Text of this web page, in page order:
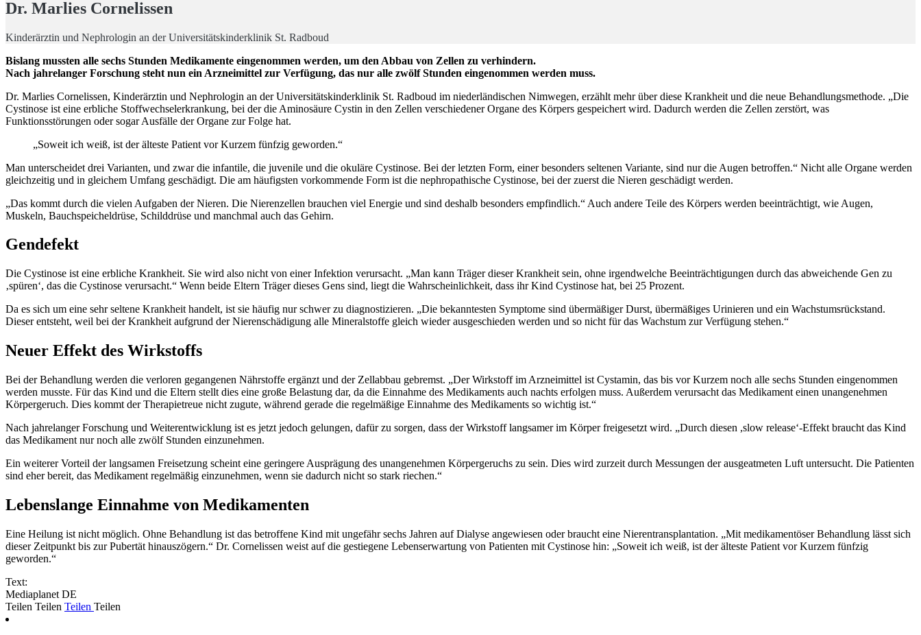
Dr. Marlies Cornelissen
Kinderärztin und Nephrologin an der Universitätskinderklinik St. Radboud
Bislang mussten alle sechs Stunden Medikamente eingenommen werden, um den Abbau von Zellen zu verhindern.
Nach jahrelanger Forschung steht nun ein Arzneimittel zur Verfügung, das nur alle zwölf Stunden eingenommen werden muss.
Dr. Marlies Cornelissen, Kinderärztin und Nephrologin an der Universitätskinderklinik St. Radboud im niederländischen Nimwegen, erzählt mehr über diese Krankheit und die neue Behandlungsmethode. „Die
Cystinose ist eine erbliche Stoffwechselerkrankung, bei der die Aminosäure Cystin in den Zellen verschiedener Organe des Körpers gespeichert wird. Dadurch werden die Zellen zerstört, was
Funktionsstörungen oder sogar Ausfälle der Organe zur Folge hat.
„Soweit ich weiß, ist der älteste Patient vor Kurzem fünfzig geworden.“
Man unterscheidet drei Varianten, und zwar die infantile, die juvenile und die okuläre Cystinose. Bei der letzten Form, einer besonders seltenen Variante, sind nur die Augen betroffen.“ Nicht alle Organe werden
gleichzeitig und in gleichem Umfang geschädigt. Die am häufigsten vorkommende Form ist die nephropathische Cystinose, bei der zuerst die Nieren geschädigt werden.
„Das kommt durch die vielen Aufgaben der Nieren. Die Nierenzellen brauchen viel Energie und sind deshalb besonders empfindlich.“ Auch andere Teile des Körpers werden beeinträchtigt, wie Augen,
Muskeln, Bauchspeicheldrüse, Schilddrüse und manchmal auch das Gehirn.
Gendefekt
Die Cystinose ist eine erbliche Krankheit. Sie wird also nicht von einer Infektion verursacht. „Man kann Träger dieser Krankheit sein, ohne irgendwelche Beeinträchtigungen durch das abweichende Gen zu
‚spüren‘, das die Cystinose verursacht.“ Wenn beide Eltern Träger dieses Gens sind, liegt die Wahrscheinlichkeit, dass ihr Kind Cystinose hat, bei 25 Prozent.
Da es sich um eine sehr seltene Krankheit handelt, ist sie häufig nur schwer zu diagnostizieren. „Die bekanntesten Symptome sind übermäßiger Durst, übermäßiges Urinieren und ein Wachstumsrückstand.
Dieser entsteht, weil bei der Krankheit aufgrund der Nierenschädigung alle Mineralstoffe gleich wieder ausgeschieden werden und so nicht für das Wachstum zur Verfügung stehen.“
Neuer Effekt des Wirkstoffs
Bei der Behandlung werden die verloren gegangenen Nährstoffe ergänzt und der Zellabbau gebremst. „Der Wirkstoff im Arzneimittel ist Cystamin, das bis vor Kurzem noch alle sechs Stunden eingenommen
werden musste. Für das Kind und die Eltern stellt dies eine große Belastung dar, da die Einnahme des Medikaments auch nachts erfolgen muss. Außerdem verursacht das Medikament einen unangenehmen
Körpergeruch. Dies kommt der Therapietreue nicht zugute, während gerade die regelmäßige Einnahme des Medikaments so wichtig ist.“
Nach jahrelanger Forschung und Weiterentwicklung ist es jetzt jedoch gelungen, dafür zu sorgen, dass der Wirkstoff langsamer im Körper freigesetzt wird. „Durch diesen ,slow release‘-Effekt braucht das Kind
das Medikament nur noch alle zwölf Stunden einzunehmen.
Ein weiterer Vorteil der langsamen Freisetzung scheint eine geringere Ausprägung des unangenehmen Körpergeruchs zu sein. Dies wird zurzeit durch Messungen der ausgeatmeten Luft untersucht. Die Patienten
sind eher bereit, das Medikament regelmäßig einzunehmen, wenn sie dadurch nicht so stark riechen.“
Lebenslange Einnahme von Medikamenten
Eine Heilung ist nicht möglich. Ohne Behandlung ist das betroffene Kind mit ungefähr sechs Jahren auf Dialyse angewiesen oder braucht eine Nierentransplantation. „Mit medikamentöser Behandlung lässt sich
dieser Zeitpunkt bis zur Pubertät hinauszögern.“ Dr. Cornelissen weist auf die gestiegene Lebenserwartung von Patienten mit Cystinose hin: „Soweit ich weiß, ist der älteste Patient vor Kurzem fünfzig
geworden.“
Text:
Mediaplanet DE
Teilen Teilen Teilen Teilen